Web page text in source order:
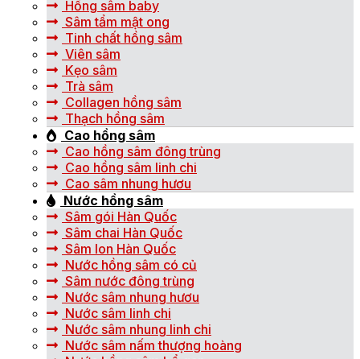
Hồng sâm baby
Sâm tẩm mật ong
Tinh chất hồng sâm
Viên sâm
Kẹo sâm
Trà sâm
Collagen hồng sâm
Thạch hồng sâm
Cao hồng sâm
Cao hồng sâm đông trùng
Cao hồng sâm linh chi
Cao sâm nhung hươu
Nước hồng sâm
Sâm gói Hàn Quốc
Sâm chai Hàn Quốc
Sâm lon Hàn Quốc
Nước hồng sâm có củ
Sâm nước đông trùng
Nước sâm nhung hươu
Nước sâm linh chi
Nước sâm nhung linh chi
Nước sâm nấm thượng hoàng